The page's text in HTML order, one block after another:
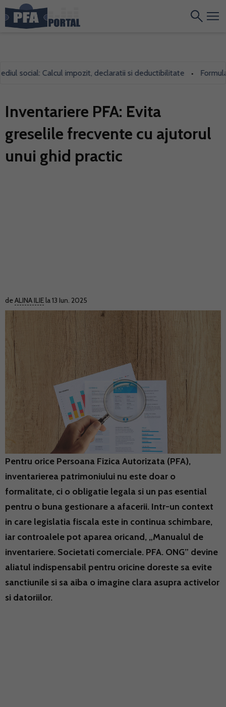
social: Calcul impozit, declaratii si deductibilitate •
Inventariere PFA: Evita
greselile frecvente cu ajutorul
unui ghid practic
deALINA ILIE la 13 Iun. 2025
Pentru orice Persoana Fizica Autorizata (PFA),
inventarierea patrimoniului nu este doar o
formalitate, ci o obligatie legala si un pas esential
pentru o buna gestionare a afacerii. Intr-un context
in care legislatia fiscala este in continua schimbare,
iar controalele pot aparea oricand, „Manualul de
inventariere. Societati comerciale. PFA. ONG” devine
aliatul indispensabil pentru oricine doreste sa evite
sanctiunile si sa aiba o imagine clara asupra activelor
si datoriilor.